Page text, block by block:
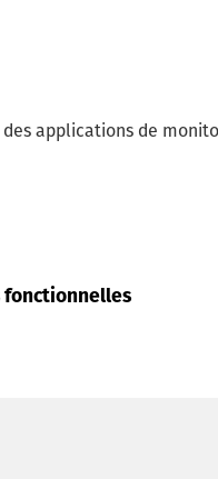
applications de